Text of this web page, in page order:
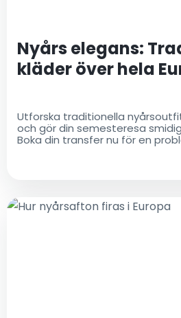
Nyårs elegans:
kläder över hela
Utforska traditionella
och gör din semesteresa
Boka din transfer nu för en